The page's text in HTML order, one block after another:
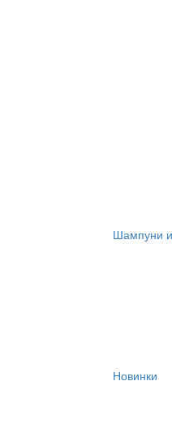
Шампуни и
Новинки